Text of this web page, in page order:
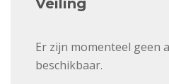
Veiling
Er zijn momenteel geen
beschikbaar.